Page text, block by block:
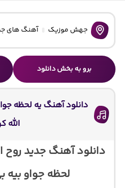
جهش موزیک آهنگ های
برو به بخش دانلود
دانلود آهنگ یه لحظه
الله
دانلود آهنگ جدید روح
لحظه جواو